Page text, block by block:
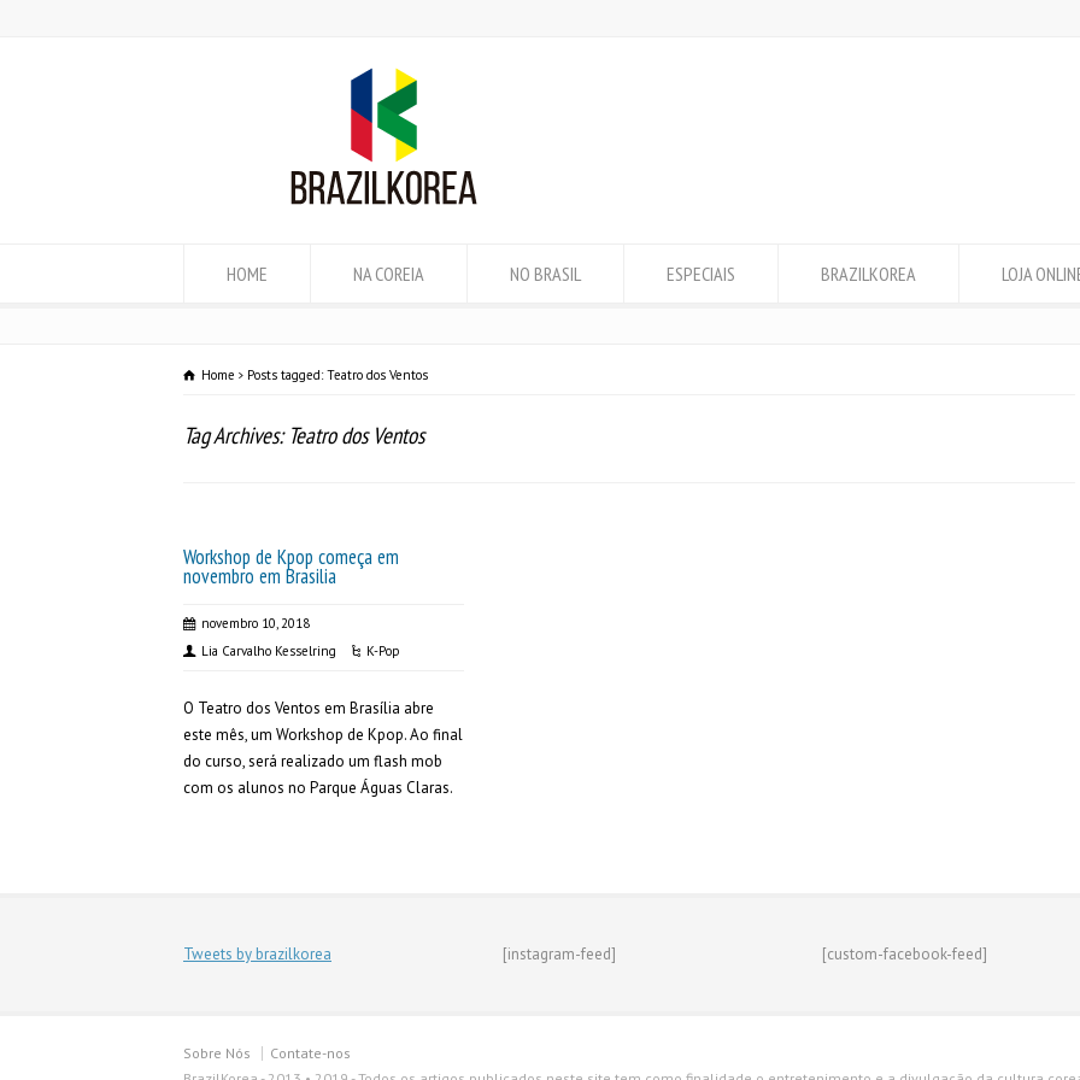
HOME NA COREIA NO BRASIL ESPECIAIS BRAZILKOREA LOJA
Home Posts tagged: Teatro dos Ventos
Tag Archives: Teatro dos Ventos
Workshop de Kpop começa em
novembro em Brasilia
novembro 10, 2018
Lia Carvalho Kesselring
K-Pop
O Teatro dos Ventos em Brasília abre
este mês, um Workshop de Kpop. Ao final
do curso, será realizado um flash mob
com os alunos no Parque Águas Claras.
Tweets by brazilkorea [instagram-feed] [custom-facebook-feed]
Sobre Nós
Contate-nos